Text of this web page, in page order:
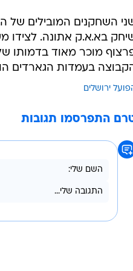
זיכרון מן העבר הלא רחוק. רטין
של דייגו אוקמפו
השחקנים המובילים של
שיחק בא.א.ק אתונה. לצידו
פרצוף מוכר מאוד בדמותו
הקבוצה בעמדות הגארדים הוא הספרדי בן ה-24 הוגו
הפועל ירושלים